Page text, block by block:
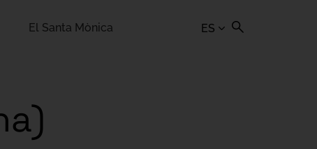
ES
El Santa Mònica